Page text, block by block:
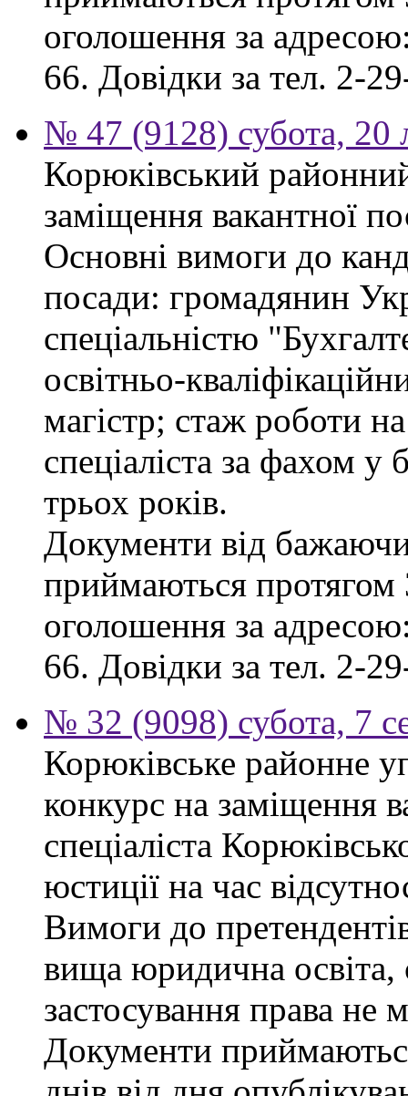
оголошення за
66. Довідки за тел. 2-
№ 47 (9128) субота, 20
Корюківський
заміщення вакантної
Основні вимоги до
посади: громадянин
спеціальністю
освітньо-
магістр; стаж роботи
спеціаліста за фахом
трьох років.
Документи від
приймаються протягом
оголошення за
66. Довідки за тел. 2-
№ 32 (9098) субота, 7
Корюківське районне
конкурс на заміщення
спеціаліста
юстиції на час
Вимоги до
вища юридична освіта,
застосування права не
Документи